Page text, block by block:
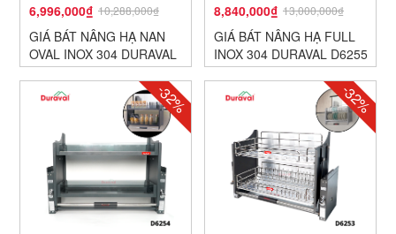
6,996,000₫ 10,288,000₫
GIÁ BÁT NÂNG HẠ NAN
OVAL INOX 304 DURAVAL
D6256
8,840,000₫ 13,000,000₫
GIÁ BÁT NÂNG HẠ FULL
INOX 304 DURAVAL D6255
-32% -32%